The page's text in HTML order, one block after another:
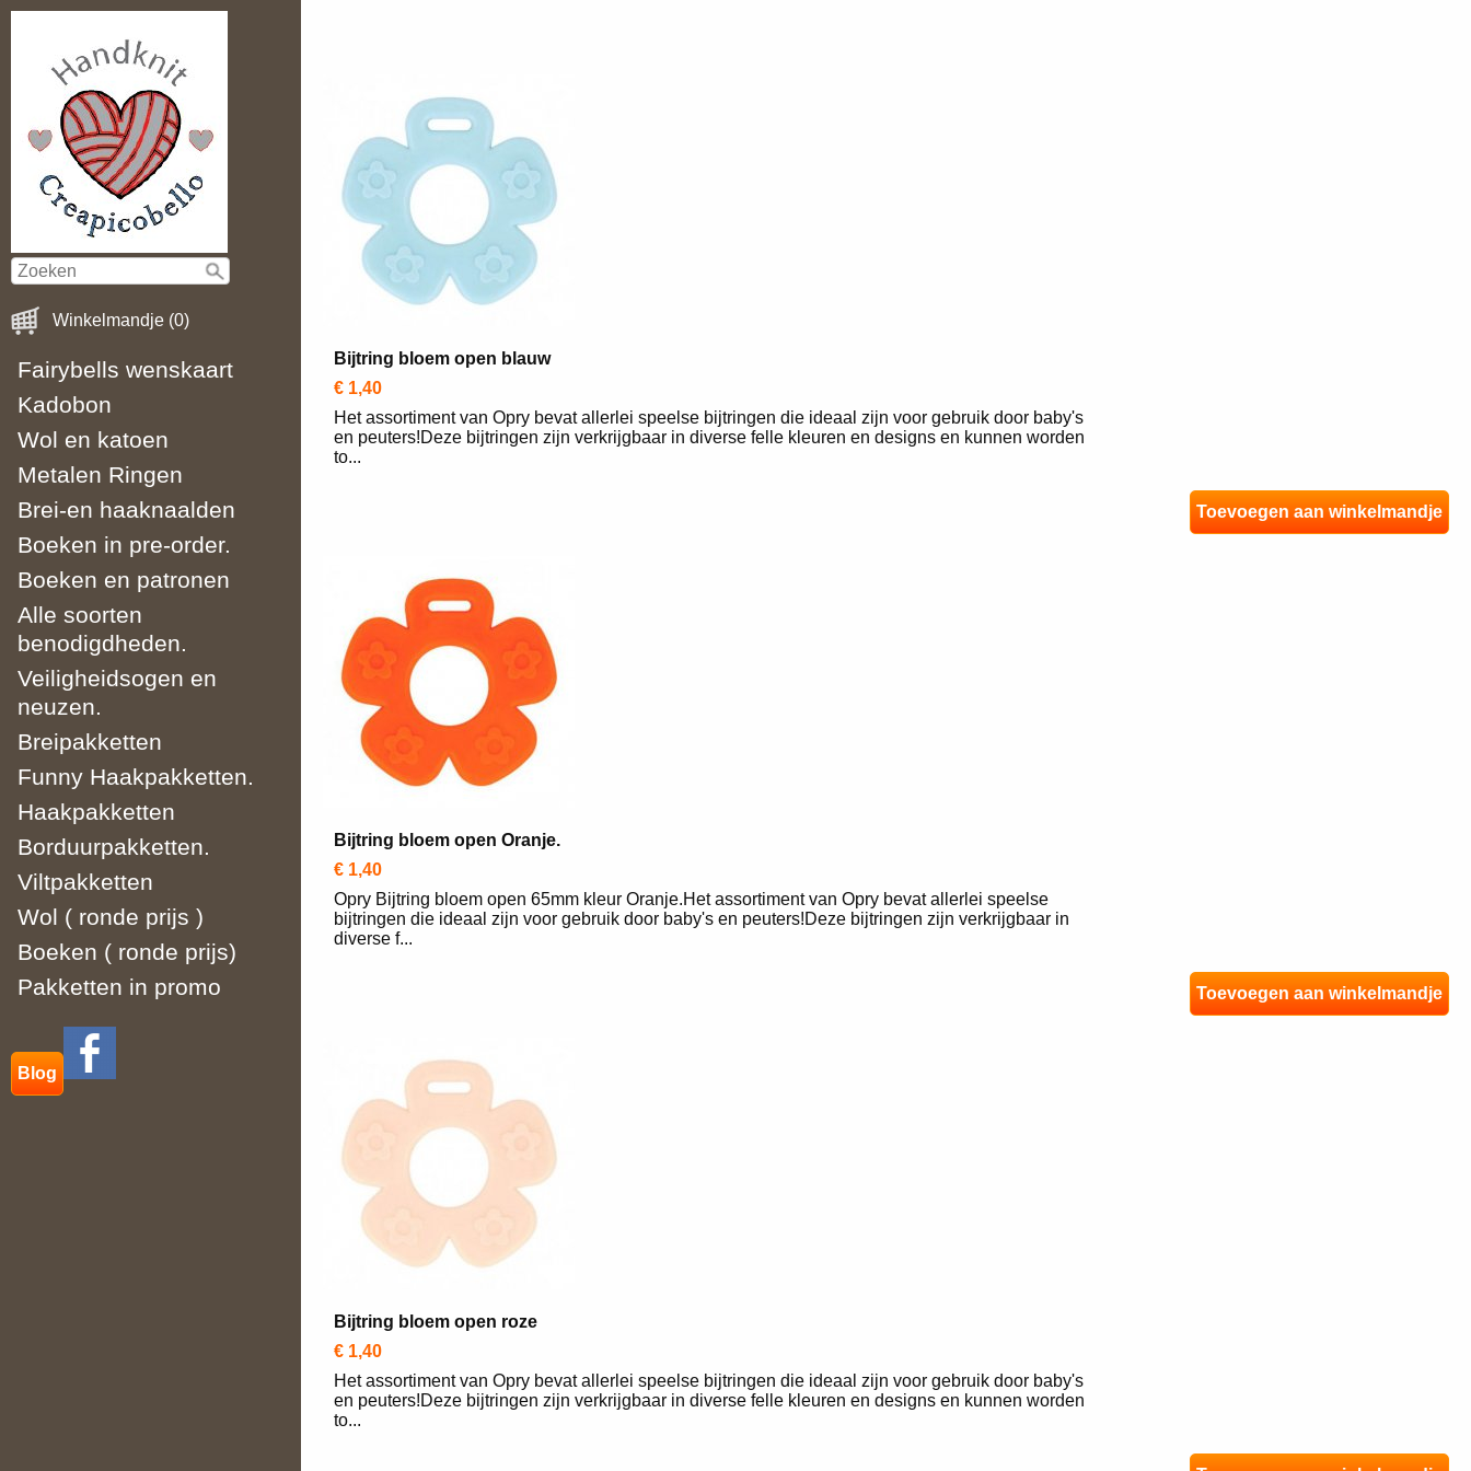
Winkelmandje (0)
Fairybells wenskaart
Kadobon
Wol en katoen
Metalen Ringen
Brei-en haaknaalden
Boeken in pre-order.
Boeken en patronen
Alle soorten
benodigdheden.
Veiligheidsogen en
neuzen.
Breipakketten
Funny Haakpakketten.
Haakpakketten
Borduurpakketten.
Viltpakketten
Wol ( ronde prijs )
Boeken ( ronde prijs)
Pakketten in promo
Blog
Bijtring bloem open blauw
€ 1,40
Het assortiment van Opry bevat allerlei speelse bijtringen die ideaal zijn voor gebruik door baby's
en peuters!Deze bijtringen zijn verkrijgbaar in diverse felle kleuren en designs en kunnen worden
to...
Toevoegen aan winkelmandje
Bijtring bloem open Oranje.
€ 1,40
Opry Bijtring bloem open 65mm kleur Oranje.Het assortiment van Opry bevat allerlei speelse
bijtringen die ideaal zijn voor gebruik door baby's en peuters!Deze bijtringen zijn verkrijgbaar in
diverse f...
Toevoegen aan winkelmandje
Bijtring bloem open roze
€ 1,40
Het assortiment van Opry bevat allerlei speelse bijtringen die ideaal zijn voor gebruik door baby's
en peuters!Deze bijtringen zijn verkrijgbaar in diverse felle kleuren en designs en kunnen worden
to...